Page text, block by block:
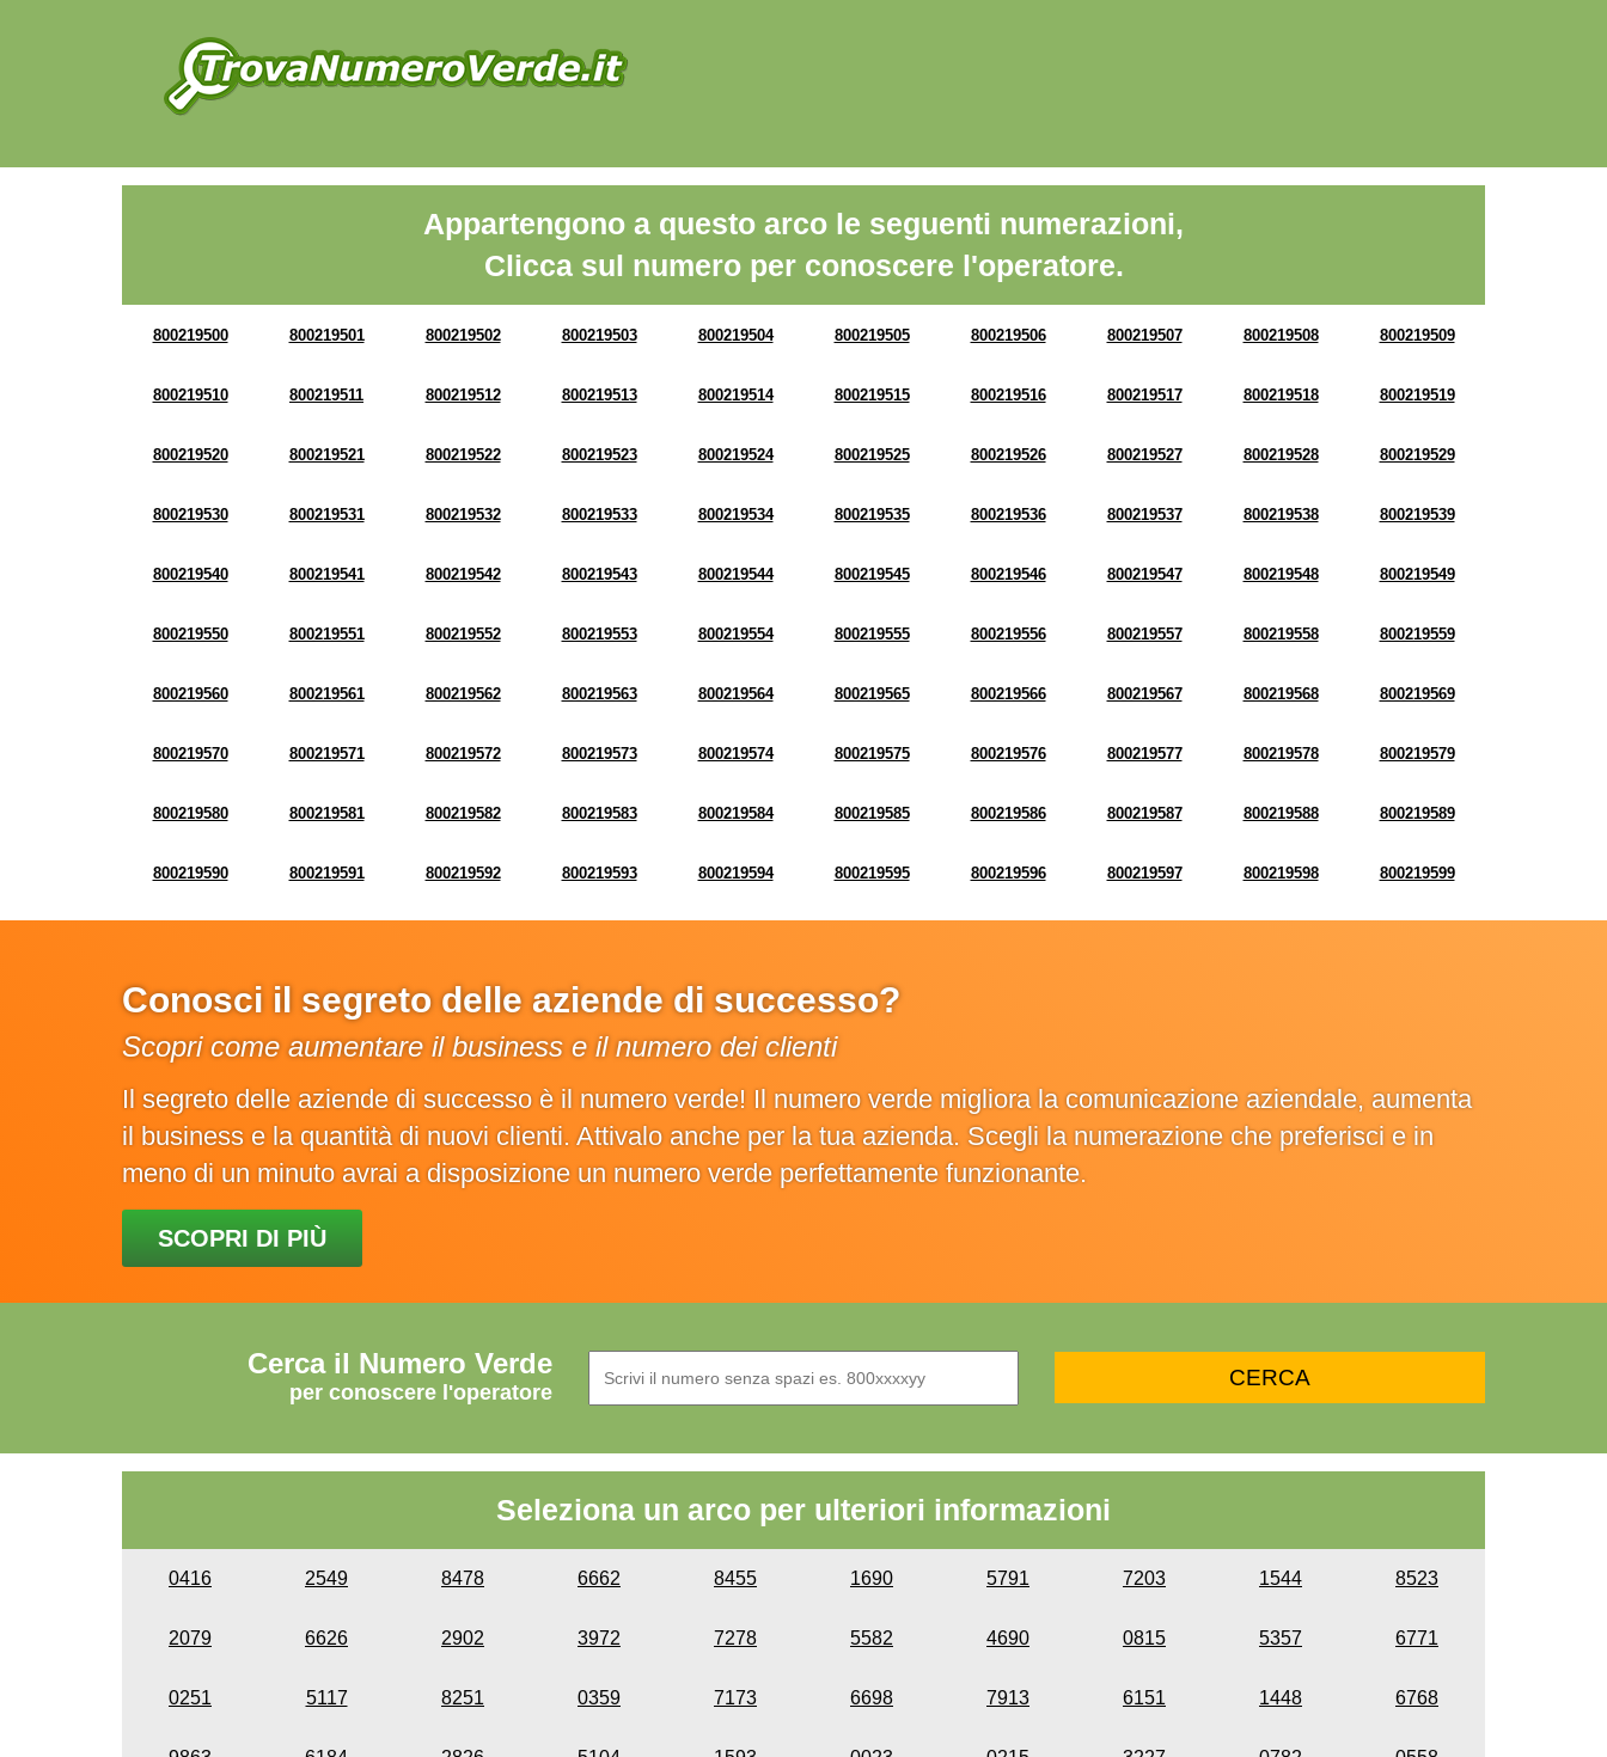
Appartengono a questo arco le seguenti numerazioni,
Clicca sul numero per conoscere l'operatore.
800219500 800219501 800219502 800219503 800219504 800219505 800219506 800219507 800219508 800219509
800219510 800219511 800219512 800219513 800219514 800219515 800219516 800219517 800219518 800219519
800219520 800219521 800219522 800219523 800219524 800219525 800219526 800219527 800219528 800219529
800219530 800219531 800219532 800219533 800219534 800219535 800219536 800219537 800219538 800219539
800219540 800219541 800219542 800219543 800219544 800219545 800219546 800219547 800219548 800219549
800219550 800219551 800219552 800219553 800219554 800219555 800219556 800219557 800219558 800219559
800219560 800219561 800219562 800219563 800219564 800219565 800219566 800219567 800219568 800219569
800219570 800219571 800219572 800219573 800219574 800219575 800219576 800219577 800219578 800219579
800219580 800219581 800219582 800219583 800219584 800219585 800219586 800219587 800219588 800219589
800219590 800219591 800219592 800219593 800219594 800219595 800219596 800219597 800219598 800219599
Conosci il segreto delle aziende di successo?
Scopri come aumentare il business e il numero dei clienti
Il segreto delle aziende di successo è il numero verde! Il numero verde migliora la comunicazione aziendale, aumenta
il business e la quantità di nuovi clienti. Attivalo anche per la tua azienda. Scegli la numerazione che preferisci e in
meno di un minuto avrai a disposizione un numero verde perfettamente funzionante.
SCOPRI DI PIÙ
Cerca il Numero Verde
per conoscere l'operatore
Seleziona un arco per ulteriori informazioni
0416 2549 8478 6662 8455 1690 5791 7203 1544 8523
2079 6626 2902 3972 7278 5582 4690 0815 5357 6771
0251 5117 8251 0359 7173 6698 7913 6151 1448 6768